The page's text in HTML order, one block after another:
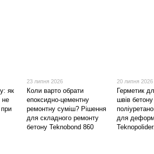
як
не
при
23 липня 2026
Коли варто обрати
епоксидно-цементну
ремонтну суміш? Рішення
для складного ремонту
бетону Teknobond 860
20 липня 2026
Герметик
швів
для